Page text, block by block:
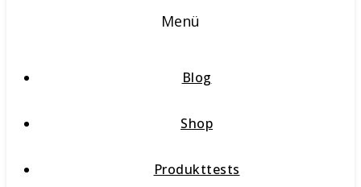
Menü
Blog
Shop
Produkttests